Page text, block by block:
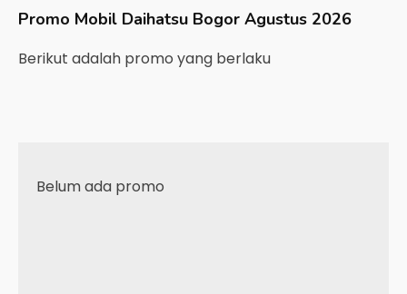
Promo Mobil Daihatsu Bogor Agustus 2026
Berikut adalah promo yang berlaku
Belum ada promo